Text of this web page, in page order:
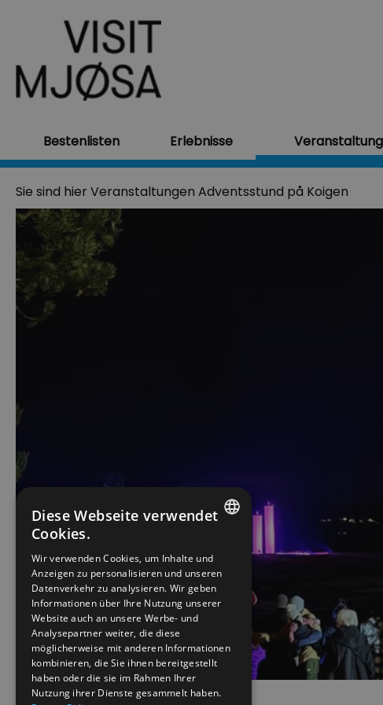
Bestenlisten Erlebnisse
Sie sind hier Veranstaltungen Adventsstund på Koigen
NORWEGIAN
GERMAN
Diese Webseite verwendet
Cookies.
Wir verwenden Cookies, um Inhalte und
Anzeigen zu personalisieren und unseren
Datenverkehr zu analysieren. Wir geben
Informationen über Ihre Nutzung unserer
Website auch an unsere Werbe- und
Analysepartner weiter, die diese
möglicherweise mit anderen Informationen
kombinieren, die Sie ihnen bereitgestellt
haben oder die sie im Rahmen Ihrer
Nutzung ihrer Dienste gesammelt haben.